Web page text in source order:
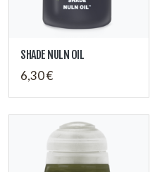
SHADE NULN OIL
6,30 €